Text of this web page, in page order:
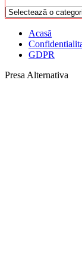
Categorii
Acasă
GDPR
Presa Alternativa